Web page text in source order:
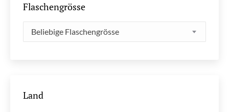
Flaschengrösse
Beliebige Flaschengrösse
Land